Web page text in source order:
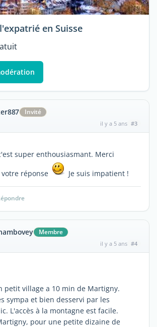
en Suisse
Invité
il y a 5 ans #3
super enthousiasmant. Merci
réponse
Je suis impatient !
Membre
il y a 5 ans #4
petit village a 10 min de Martigny.
sympa et bien desservi par les
L'accès à la montagne est facile.
pour une petite dizaine de